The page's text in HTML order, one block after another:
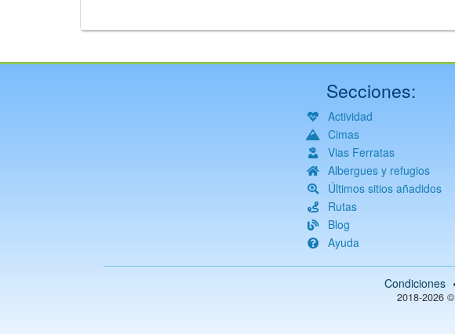
Secciones:
Actividad
Cimas
Vias Ferratas
Albergues y refugios
Últimos sitios añadidos
Rutas
Blog
Ayuda
Condiciones
2018-2026 ©